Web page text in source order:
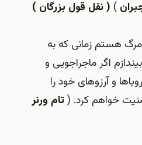
) ( نقل قول بزرگان )
هستم زمانی که به
اگر ماجراجویی و
و آرزوهای خود را
خواهم کرد. (تام ورنر